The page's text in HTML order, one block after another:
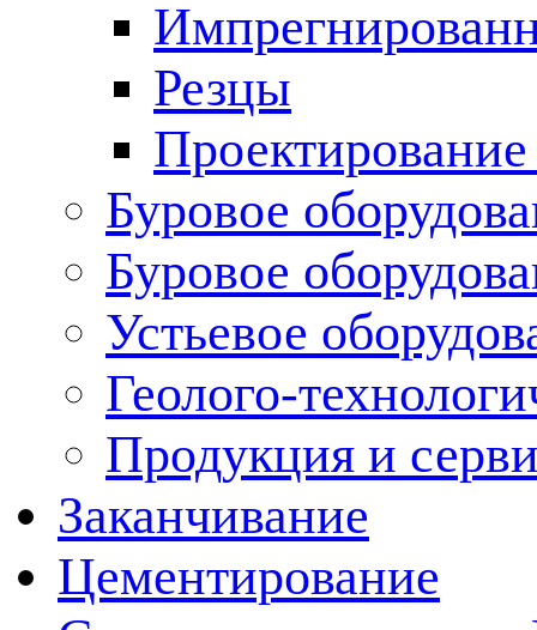
Резцы
Буровое
Буровое
Устьевое
Геолого-
Продукция и
Заканчивание
Цементирование